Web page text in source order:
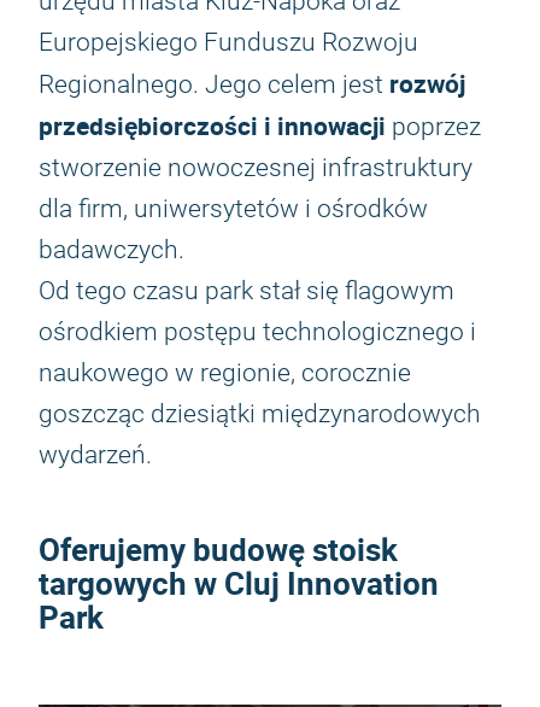
Europejskiego Funduszu Rozwoju
Regionalnego. Jego celem jest rozwój
przedsiębiorczości i innowacji poprzez
stworzenie nowoczesnej infrastruktury
dla firm, uniwersytetów i ośrodków
badawczych.
Od tego czasu park stał się flagowym
ośrodkiem postępu technologicznego i
naukowego w regionie, corocznie
goszcząc dziesiątki międzynarodowych
wydarzeń.
Oferujemy budowę stoisk
targowych w Cluj Innovation
Park